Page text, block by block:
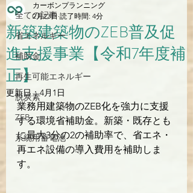
全ての記事
省エネルギー
補助金
再生可能エネルギー
脱炭素
ZEB
系統用蓄電池
新築建築物のZEB普及促
進支援事業【令和7年度補
正】
カーボンプランニング
2月23日 読了時間: 4分
更新日：4月1日
業務用建築物のZEB化を強力に支援
する環境省補助金。新築・既存とも
に最大3分の2の補助率で、省エネ・
再エネ設備の導入費用を補助しま
す。